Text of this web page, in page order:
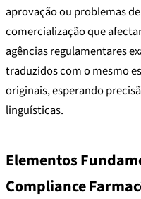
aprovação ou problemas
comercialização que
agências regulamentares
traduzidos com o mesmo
originais, esperando
linguísticas.
Elementos
Compliance